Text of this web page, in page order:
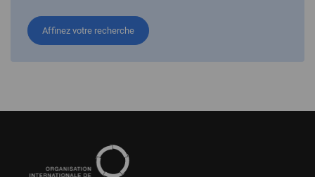
Affinez votre recherche